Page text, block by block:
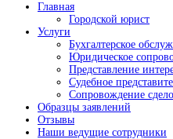
Главная
Городской юрист
Услуги
Бухгалтерское
Юридическое
Представление
Судебное
Сопровождение
Образцы заявлений
Отзывы
Наши ведущие сотрудники